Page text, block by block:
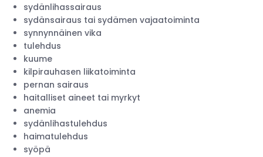
sydänlihassairaus
sydänsairaus tai sydämen vajaatoiminta
synnynnäinen vika
tulehdus
kuume
kilpirauhasen liikatoiminta
pernan sairaus
haitalliset aineet tai myrkyt
anemia
sydänlihastulehdus
haimatulehdus
syöpä